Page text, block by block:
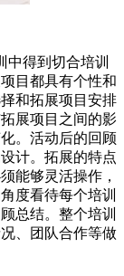
中得到切合培训
目都具有个性和
和拓展项目安排
展项目之间的影
。活动后的回顾
计。拓展的特点
能够灵活操作，
度看待每个培训
总结。整个培训
、团队合作等做